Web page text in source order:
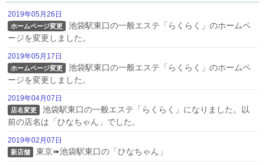
2019年05月26日
ホームページ変更
池袋駅東口の一般エステ「らくらく」のホームペ
ージを変更しました。
2019年05月17日
ホームページ変更
池袋駅東口の一般エステ「らくらく」のホームペ
ージを変更しました。
2019年04月07日
店名変更
池袋駅東口の一般エステ「らくらく」になりました。以
前の店名は「ひなちゃん」でした。
2019年02月07日
新店舗 東京➠池袋駅東口の「ひなちゃん」